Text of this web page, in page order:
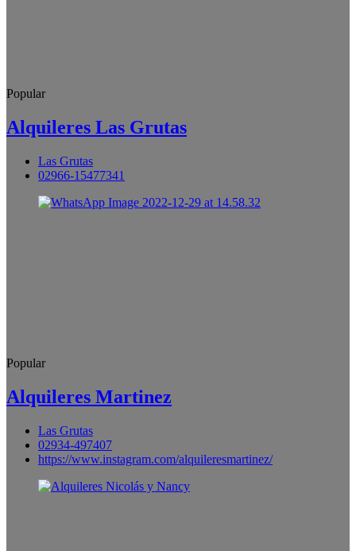
Popular
Alquileres Las Grutas
Las Grutas
02966-15477341
Popular
Alquileres Martinez
Las Grutas
02934-497407
https://www.instagram.com/alquileresmartinez/